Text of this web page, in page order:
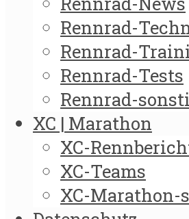
Rennrad-
Rennrad-
Rennrad-Tests
Rennrad-
XC | Marathon
XC-
XC-Teams
XC-Marathon-